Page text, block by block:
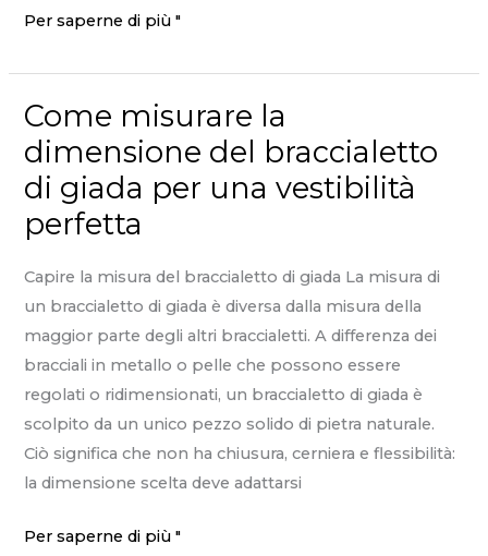
Cosa
i
gioielli
giada?
Una
guida
al
significato
e
al
valore
dei
tipi
Per saperne di più "
Come misurare la
dimensione del braccialetto
di giada per una vestibilità
perfetta
Capire la misura del braccialetto di giada La misura di
un braccialetto di giada è diversa dalla misura della
maggior parte degli altri braccialetti. A differenza dei
bracciali in metallo o pelle che possono essere
regolati o ridimensionati, un braccialetto di giada è
scolpito da un unico pezzo solido di pietra naturale.
Ciò significa che non ha chiusura, cerniera e flessibilità:
la dimensione scelta deve adattarsi
Come
Per saperne di più "